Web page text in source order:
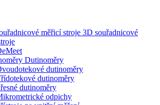
3D souřadnicové
Dutinoměry
dutinoměry
dutinoměry
dutinoměry
odpichy